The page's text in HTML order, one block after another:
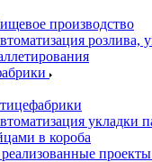
производство
розлива,
укладки
в короба
проекты